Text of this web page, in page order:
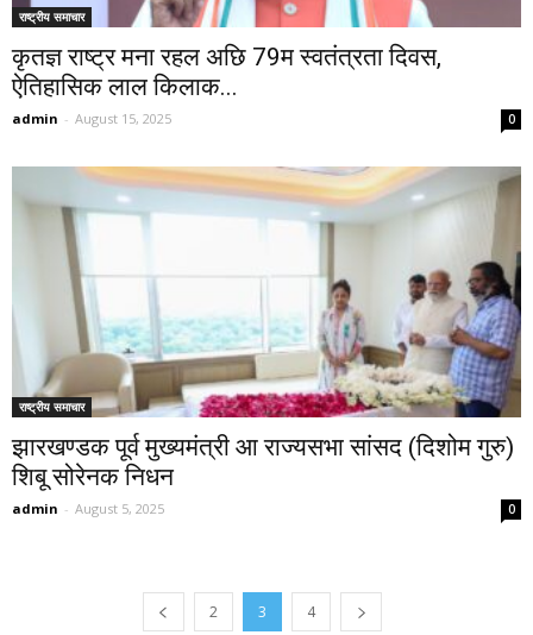
राष्ट्रीय समाचार
कृतज्ञ राष्ट्र मना रहल अछि 79म स्वतंत्रता दिवस,
ऐतिहासिक लाल किलाक...
admin - August 15, 2025 0
राष्ट्रीय समाचार
झारखण्डक पूर्व मुख्यमंत्री आ राज्यसभा सांसद (दिशोम गुरु)
शिबू सोरेनक निधन
admin - August 5, 2025 0
2 3 4